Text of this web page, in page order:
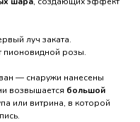
луч заката.
пионовидной розы.
— снаружи нанесены
возвышается большой
или витрина, в которой